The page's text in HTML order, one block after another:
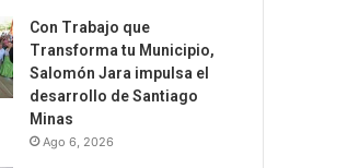
Con Trabajo que
Transforma tu Municipio,
Salomón Jara impulsa el
desarrollo de Santiago
Minas
Ago 6, 2026